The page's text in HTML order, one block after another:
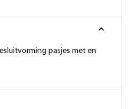
pasjes met en